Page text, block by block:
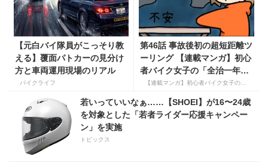
【元白バイ隊員がこっそり教
える】覆面パトカーの見分け
方と車両運用現場のリアル
バイクライフ
第46話 事故後初の超短距離ツ
ーリング 【連載マンガ】初心
者バイク女子の「全治一年」
から始める起死回生日記
【連載マンガ】初心者バイク女子の「全治一年」から始める起死回生日記
若いっていいなぁ……【SHOEI】が16〜24歳
を対象とした「若者ライダー応援キャンペー
ン」を実施
トピックス